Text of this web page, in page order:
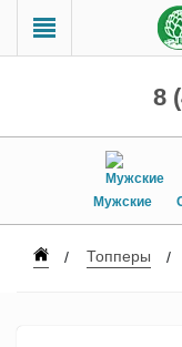
8
Мужские
Топперы